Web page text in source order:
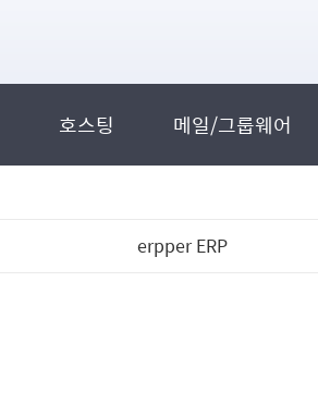
호스팅 메일/그룹웨어
erpper ERP